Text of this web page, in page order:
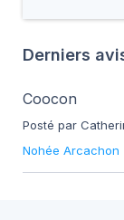
Derniers
Coocon
Posté par
Nohée Arcachon